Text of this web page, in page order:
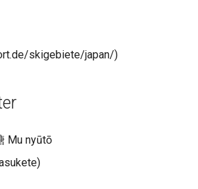
skigebiete/japan/)
Mu nyūtō